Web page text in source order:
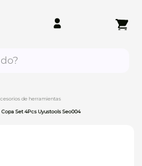
de herramientas
Copa Set 4Pcs Uyustools Seo004